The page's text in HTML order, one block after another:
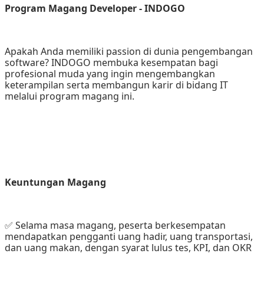
Program Magang Developer - INDOGO
Apakah Anda memiliki passion di dunia pengembangan
software? INDOGO membuka kesempatan bagi
profesional muda yang ingin mengembangkan
keterampilan serta membangun karir di bidang IT
melalui program magang ini.
Keuntungan Magang
✅ Selama masa magang, peserta berkesempatan
mendapatkan pengganti uang hadir, uang transportasi,
dan uang makan, dengan syarat lulus tes, KPI, dan OKR